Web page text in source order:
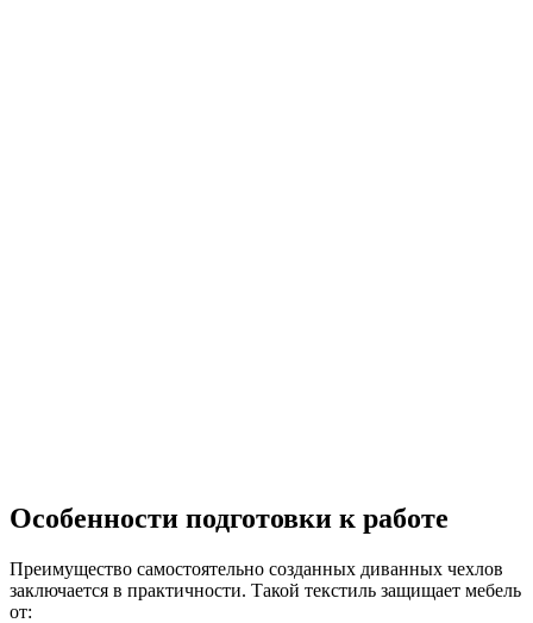
Особенности подготовки к работе
Преимущество самостоятельно созданных диванных чехлов
заключается в практичности. Такой текстиль защищает мебель
от: